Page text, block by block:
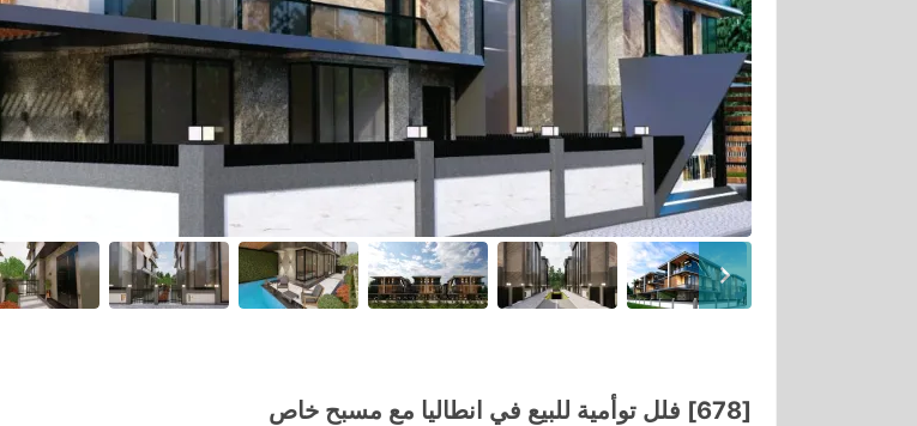
[678] فلل توأمية للبيع في انطاليا مع مسبح خاص